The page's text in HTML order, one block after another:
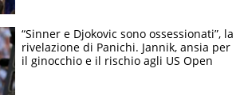
“Sinner e Djokovic sono ossessionati”, la
rivelazione di Panichi. Jannik, ansia per
il ginocchio e il rischio agli US Open